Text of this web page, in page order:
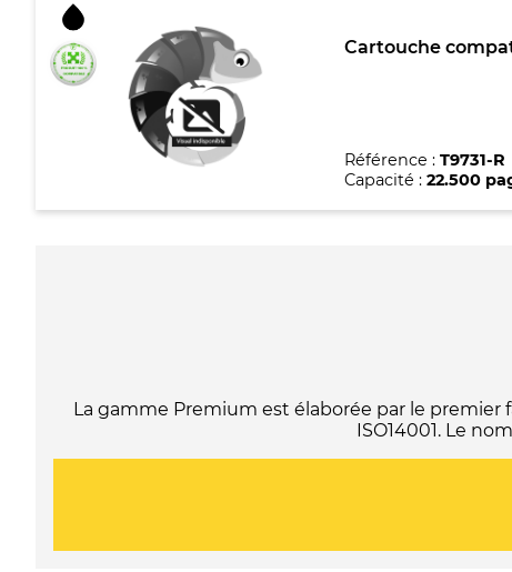
Cartouche
Référence : T9731-R
Capacité : 22.500
La gamme Premium est élaborée par le
ISO14001. Le